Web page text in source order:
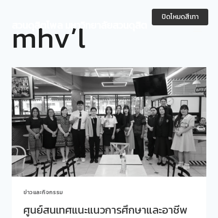
สวนดุสิตโพล มหาวิทยาลัยสวนดุสิต
mhv’l
ข่าวและกิจกรรม
ศูนย์สนเทศแนะแนวการศึกษาและอาชีพ
ปิดโหมดสีเทา